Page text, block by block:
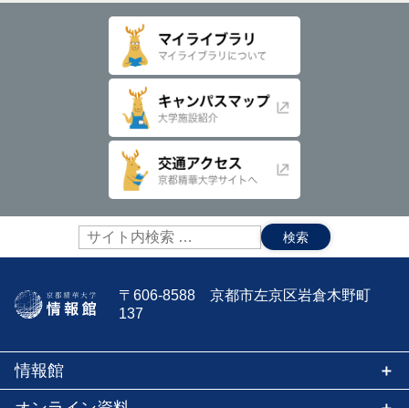
サ
イ
ト
検
索:
〒606-8588 京都市左京区岩倉木野町
137
情報館